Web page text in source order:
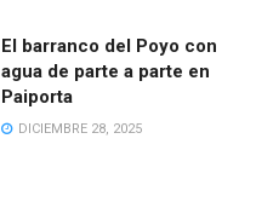
El barranco del Poyo con
agua de parte a parte en
Paiporta
DICIEMBRE 28, 2025